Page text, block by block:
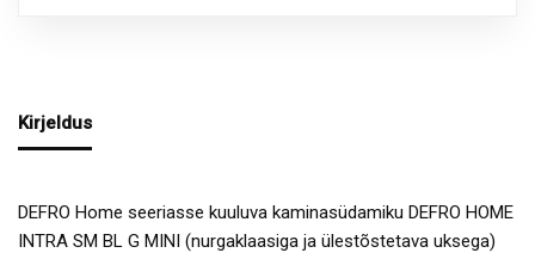
Kirjeldus
DEFRO Home seeriasse kuuluva kaminasüdamiku DEFRO HOME
INTRA SM BL G MINI (nurgaklaasiga ja ülestõstetava uksega)